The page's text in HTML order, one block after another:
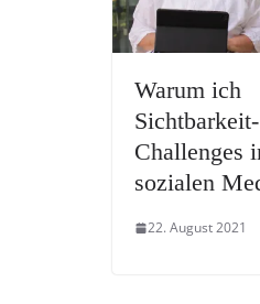
Warum ich
Sichtbarkeit-
Challenges
sozialen
22. August 2021